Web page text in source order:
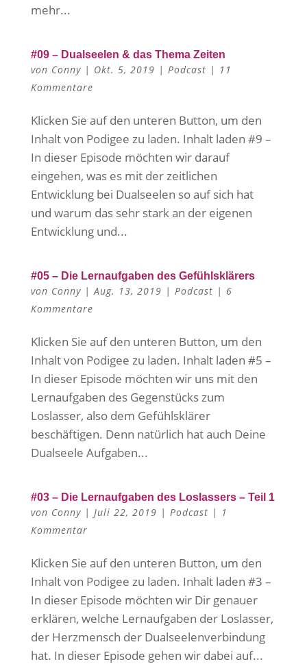
mehr...
#09 – Dualseelen & das Thema Zeiten
von Conny| Okt. 5, 2019 | Podcast | 11
Kommentare
Klicken Sie auf den unteren Button, um den
Inhalt von Podigee zu laden. Inhalt laden #9 –
In dieser Episode möchten wir darauf
eingehen, was es mit der zeitlichen
Entwicklung bei Dualseelen so auf sich hat
und warum das sehr stark an der eigenen
Entwicklung und...
#05 – Die Lernaufgaben des Gefühlsklärers
von Conny|Aug. 13, 2019 | Podcast | 6
Kommentare
Klicken Sie auf den unteren Button, um den
Inhalt von Podigee zu laden. Inhalt laden #5 –
In dieser Episode möchten wir uns mit den
Lernaufgaben des Gegenstücks zum
Loslasser, also dem Gefühlsklärer
beschäftigen. Denn natürlich hat auch Deine
Dualseele Aufgaben...
#03 – Die Lernaufgaben des Loslassers – Teil 1
von Conny| Juli 22, 2019 | Podcast | 1
Kommentar
Klicken Sie auf den unteren Button, um den
Inhalt von Podigee zu laden. Inhalt laden #3 –
In dieser Episode möchten wir Dir genauer
erklären, welche Lernaufgaben der Loslasser,
der Herzmensch der Dualseelenverbindung
hat. In dieser Episode gehen wir dabei auf...